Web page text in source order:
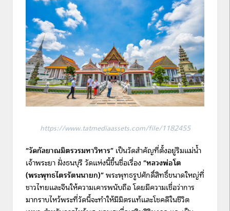
https://www.tatmediaassets.com/file/1182455
“วัดกัลยาณมิตรวรมหาวิหาร” เป็นวัดสำคัญที่ตั้งอยู่ริมแม่น้ำ
เจ้าพระยา ฝั่งธนบุรี วัดแห่งนี้ขึ้นชื่อเรื่อง “หลวงพ่อโต
(พระพุทธไตรรัตนนายก)”พระพุทธรูปศักดิ์สิทธิ์ขนาดใหญ่ที่
ชาวไทยและจีนให้ความเคารพนับถือ โดยมีความเชื่อว่าการ
มากราบไหว้พระที่วัดนี้จะทำให้มีมิตรแท้และโชคดีในชีวิต